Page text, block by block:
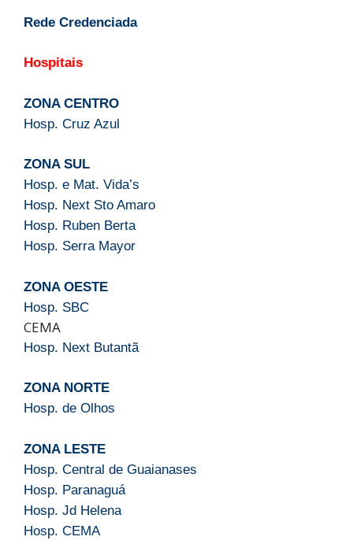
Rede Credenciada
Hospitais
ZONA CENTRO
Hosp. Cruz Azul
ZONA SUL
Hosp. e Mat. Vida’s
Hosp. Next Sto Amaro
Hosp. Ruben Berta
Hosp. Serra Mayor
ZONA OESTE
Hosp. SBC
CEMA
Hosp. Next Butantã
ZONA NORTE
Hosp. de Olhos
ZONA LESTE
Hosp. Central de Guaianases
Hosp. Paranaguá
Hosp. Jd Helena
Hosp. CEMA